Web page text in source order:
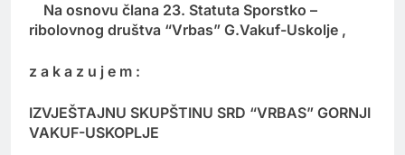
Na osnovu člana 23. Statuta Sporstko –
ribolovnog društva “Vrbas” G.Vakuf-Uskolje ,
z a k a z u j e m :
IZVJEŠTAJNU SKUPŠTINU SRD “VRBAS” GORNJI
VAKUF-USKOPLJE